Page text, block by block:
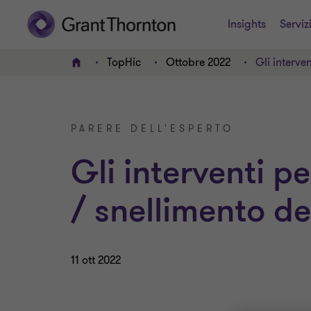
Insights Servizi
HOME TopHic Ottobre 2022 Gli
PARERE DELL'ESPERTO
Gli interventi
/ snellimento
11 ott 2022